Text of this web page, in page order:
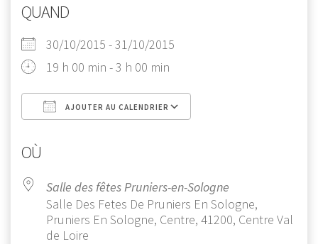
QUAND
30/10/2015 - 31/10/2015
19 h 00 min - 3 h 00 min
AJOUTER AU CALENDRIER
OÙ
Salle des fêtes Pruniers-en-Sologne
Salle Des Fetes De Pruniers En Sologne,
Pruniers En Sologne, Centre, 41200, Centre Val
de Loire